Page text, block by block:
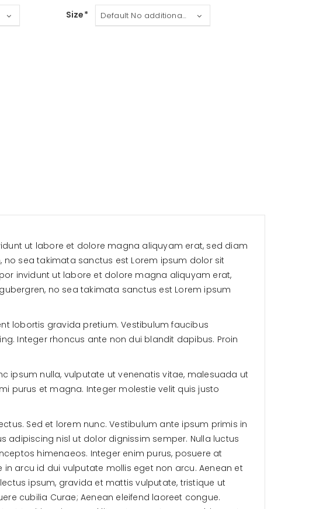
Size Default No additional charge
ut labore et dolore magna aliquyam erat, sed diam
sea takimata sanctus est Lorem ipsum dolor sit
invidunt ut labore et dolore magna aliquyam erat,
no sea takimata sanctus est Lorem ipsum
lobortis gravida pretium. Vestibulum faucibus
Integer rhoncus ante non dui blandit dapibus. Proin
ipsum nulla, vulputate ut venenatis vitae, malesuada ut
purus et magna. Integer molestie velit quis justo
Sed et lorem nunc. Vestibulum ante ipsum primis in
adipiscing nisl ut dolor dignissim semper. Nulla luctus
himenaeos. Integer enim purus, posuere at
arcu id dui vulputate mollis eget non arcu. Aenean et
ipsum, gravida et mattis vulputate, tristique ut
cubilia Curae; Aenean eleifend laoreet congue.